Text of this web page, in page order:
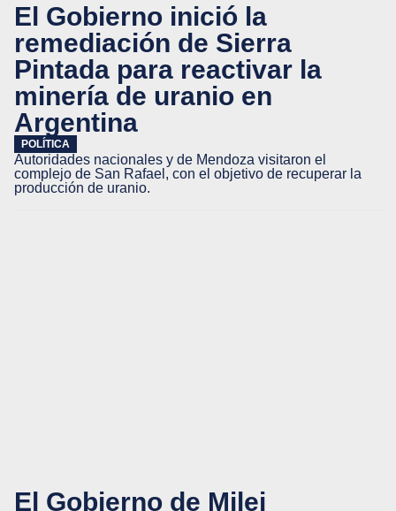
El Gobierno inició la
remediación de Sierra
Pintada para reactivar la
minería de uranio en
Argentina
POLÍTICA
Autoridades nacionales y de Mendoza visitaron el
complejo de San Rafael, con el objetivo de recuperar la
producción de uranio.
El Gobierno de Milei